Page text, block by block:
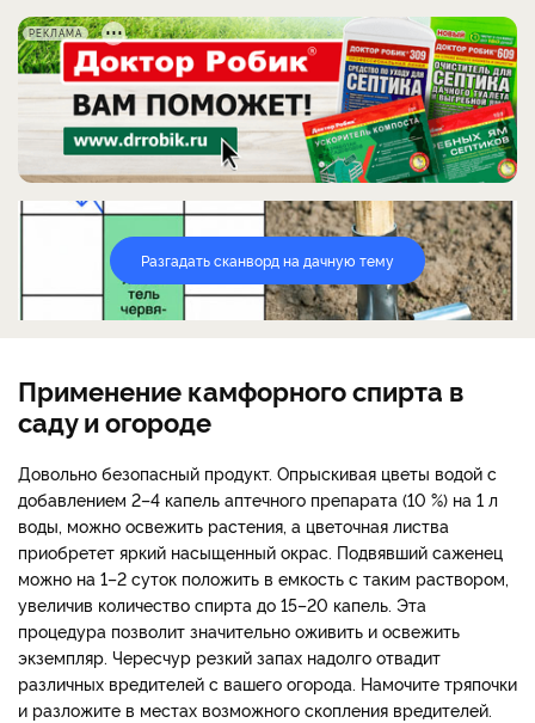
РЕКЛАМА
Разгадать сканворд на дачную тему
Применение камфорного спирта в
саду и огороде
Довольно безопасный продукт. Опрыскивая цветы водой с
добавлением 2–4 капель аптечного препарата (10 %) на 1 л
воды, можно освежить растения, а цветочная листва
приобретет яркий насыщенный окрас. Подвявший саженец
можно на 1–2 суток положить в емкость с таким раствором,
увеличив количество спирта до 15–20 капель. Эта
процедура позволит значительно оживить и освежить
экземпляр. Чересчур резкий запах надолго отвадит
различных вредителей с вашего огорода. Намочите тряпочки
и разложите в местах возможного скопления вредителей.